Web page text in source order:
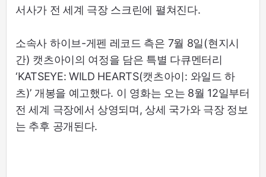
서사가 전 세계 극장 스크린에 펼쳐진다.
소속사 하이브-게펜 레코드 측은 7월 8일(현지시
간) 캣츠아이의 여정을 담은 특별 다큐멘터리
‘KATSEYE: WILD HEARTS(캣츠아이: 와일드 하
츠)’ 개봉을 예고했다. 이 영화는 오는 8월 12일부터
전 세계 극장에서 상영되며, 상세 국가와 극장 정보
는 추후 공개된다.